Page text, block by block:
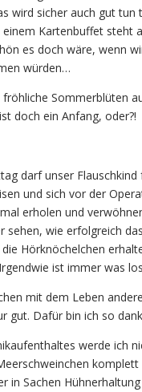
wird sicher auch gut tun
einem Kartenbuffet steht
es doch wäre, wenn
würden…
Sommerblüten
doch ein Anfang, oder?!
darf unser Flauschkind
und sich vor der
erholen und
sehen, wie erfolgreich
Hörknöchelchen
ist immer was
mit dem Leben
gut. Dafür bin ich so
werde ich
in Sachen